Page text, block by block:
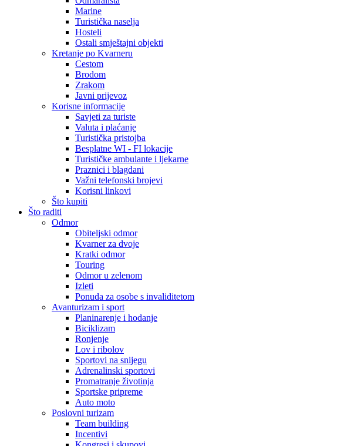
Marine
Turistička naselja
Hosteli
Ostali smještajni objekti
Kretanje po Kvarneru
Cestom
Brodom
Zrakom
Javni prijevoz
Korisne informacije
Savjeti za turiste
Valuta i plaćanje
Turistička pristojba
Besplatne WI - FI lokacije
Turističke ambulante i ljekarne
Praznici i blagdani
Važni telefonski brojevi
Korisni linkovi
Što kupiti
Što raditi
Odmor
Obiteljski odmor
Kvarner za dvoje
Kratki odmor
Touring
Odmor u zelenom
Izleti
Ponuda za osobe s invaliditetom
Avanturizam i sport
Planinarenje i hodanje
Biciklizam
Ronjenje
Lov i ribolov
Sportovi na snijegu
Adrenalinski sportovi
Promatranje životinja
Sportske pripreme
Auto moto
Poslovni turizam
Team building
Incentivi